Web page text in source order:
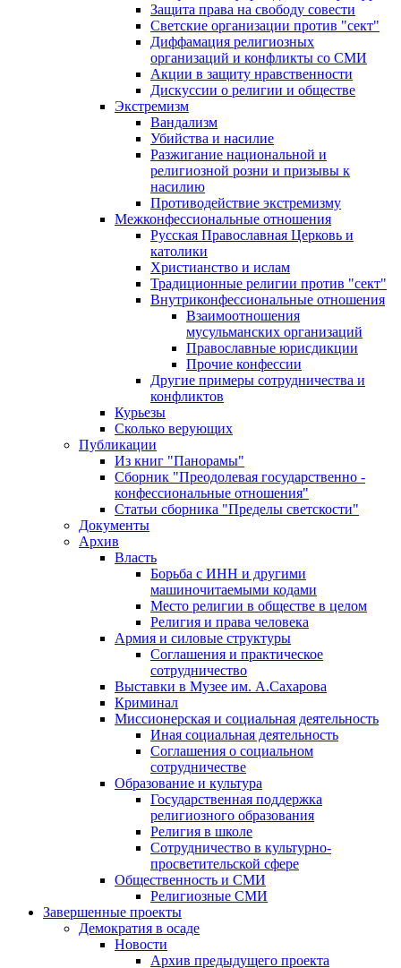
Защита права на свободу совести
Светские организации против "сект"
Диффамация религиозных
организаций и конфликты со СМИ
Акции в защиту нравственности
Дискуссии о религии и обществе
Экстремизм
Вандализм
Убийства и насилие
Разжигание национальной и
религиозной розни и призывы к
насилию
Противодействие экстремизму
Межконфессиональные отношения
Русская Православная Церковь и
католики
Христианство и ислам
Традиционные религии против "сект"
Внутриконфессиональные отношения
Взаимоотношения
мусульманских организаций
Православные юрисдикции
Прочие конфессии
Другие примеры сотрудничества и
конфликтов
Курьезы
Сколько верующих
Публикации
Из книг "Панорамы"
Сборник "Преодолевая государственно -
конфессиональные отношения"
Статьи сборника "Пределы светскости"
Документы
Архив
Власть
Борьба с ИНН и другими
машиночитаемыми кодами
Место религии в обществе в целом
Религия и права человека
Армия и силовые структуры
Соглашения и практическое
сотрудничество
Выставки в Музее им. А.Сахарова
Криминал
Миссионерская и социальная деятельность
Иная социальная деятельность
Соглашения о социальном
сотрудничестве
Образование и культура
Государственная поддержка
религиозного образования
Религия в школе
Сотрудничество в культурно-
просветительской сфере
Общественность и СМИ
Религиозные СМИ
Завершенные проекты
Демократия в осаде
Новости
Архив предыдущего проекта